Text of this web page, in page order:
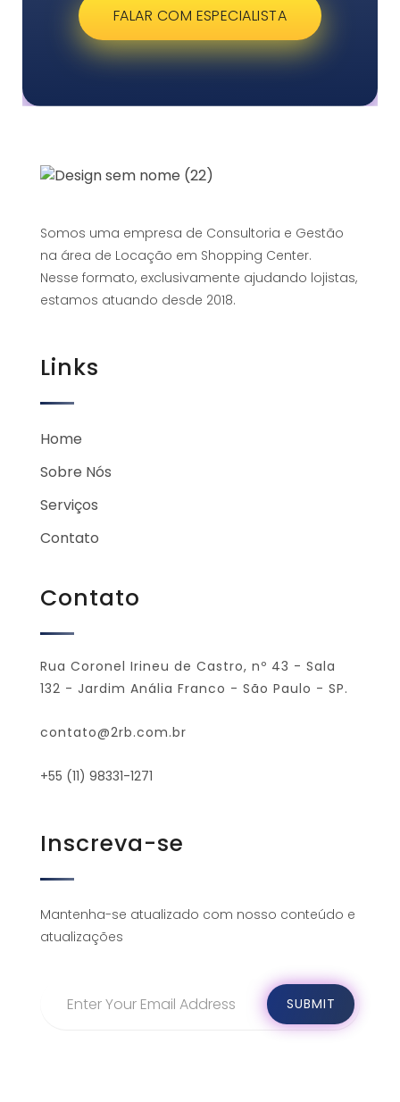
FALAR COM ESPECIALISTA
Somos uma empresa de Consultoria e Gestão
na área de Locação em Shopping Center.
Nesse formato, exclusivamente ajudando lojistas,
estamos atuando desde 2018.
Links
Home
Sobre Nós
Serviços
Contato
Contato
Rua Coronel Irineu de Castro, nº 43 - Sala
132 - Jardim Anália Franco - São Paulo - SP.
contato@2rb.com.br
+55 (11) 98331-1271
Inscreva-se
Mantenha-se atualizado com nosso conteúdo e
atualizações